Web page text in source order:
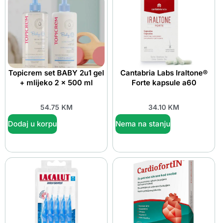
Topicrem set BABY 2u1 gel
+ mlijeko 2 x 500 ml
54.75 KM
Dodaj u korpu
Cantabria Labs Iraltone®
Forte kapsule a60
34.10 KM
Nema na stanju